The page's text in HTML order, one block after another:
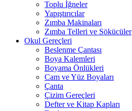
Toplu İğneler
Yapıştırıcılar
Zımba Makinaları
Zımba Telleri ve Sökücüler
Okul Gereçleri
Beslenme Çantası
Boya Kalemleri
Boyama Önlükleri
Cam ve Yüz Boyaları
Çanta
Çizim Gereçleri
Defter ve Kitap Kapları